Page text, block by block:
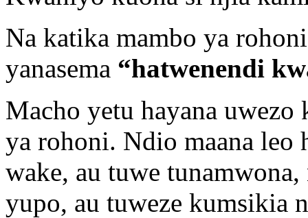
Na katika mambo ya
yanasema “hatwenendi
Macho yetu hayana
ya rohoni. Ndio maana leo
wake, au tuwe
yupo, au tuweze kumsikia